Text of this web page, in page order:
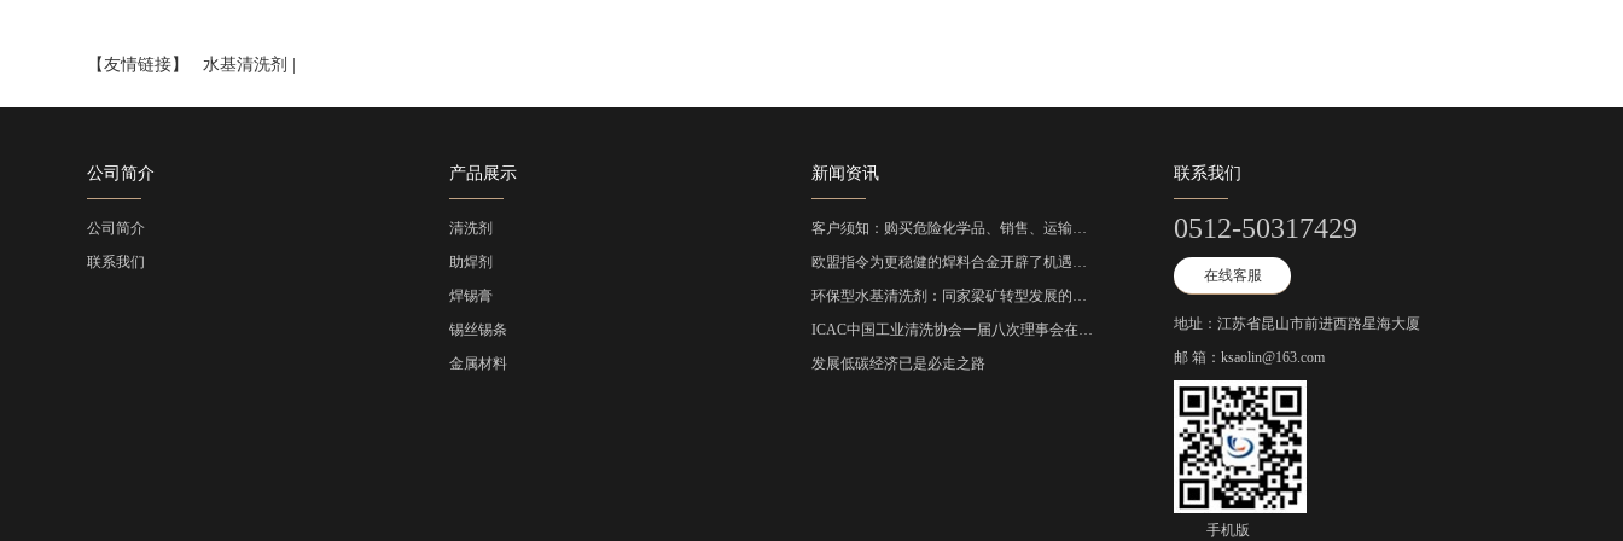
【友情链接】 水基清洗剂
公司简介
公司简介
联系我们
产品展示
清洗剂
助焊剂
焊锡膏
锡丝锡条
金属材料
新闻资讯
客户须知：购买危险化学品、销售、运输…
欧盟指令为更稳健的焊料合金开辟了机遇…
环保型水基清洗剂：同家梁矿转型发展的…
ICAC中国工业清洗协会一届八次理事会在…
发展低碳经济已是必走之路
联系我们
0512-50317429
在线客服
地址：江苏省昆山市前进西路星海大厦
邮 箱：ksaolin@163.com
手机版